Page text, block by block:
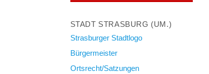
STADT STRASBURG (UM.)
Strasburger Stadtlogo
Bürgermeister
Ortsrecht/Satzungen